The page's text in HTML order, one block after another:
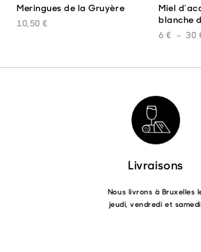
Meringues de la Gruyère
10,50€
Miel
blanche
6€ – 30
Livraisons
Nous livrons à Bruxelles
jeudi, vendredi et